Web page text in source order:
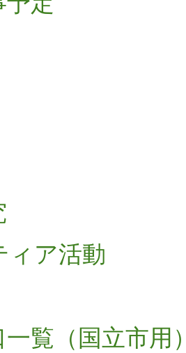
ィア活動
一覧（国立市用